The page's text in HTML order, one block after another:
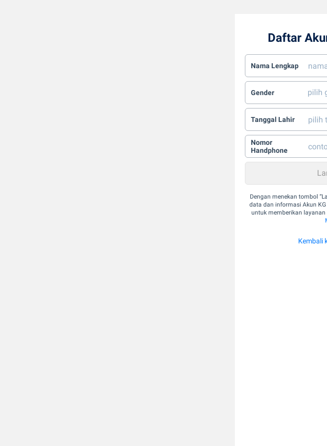
Daftar
Nama Lengkap
Gender
Tanggal Lahir
Nomor
Handphone
Dengan menekan tombol
data dan informasi Akun
untuk memberikan layanan
Kembali